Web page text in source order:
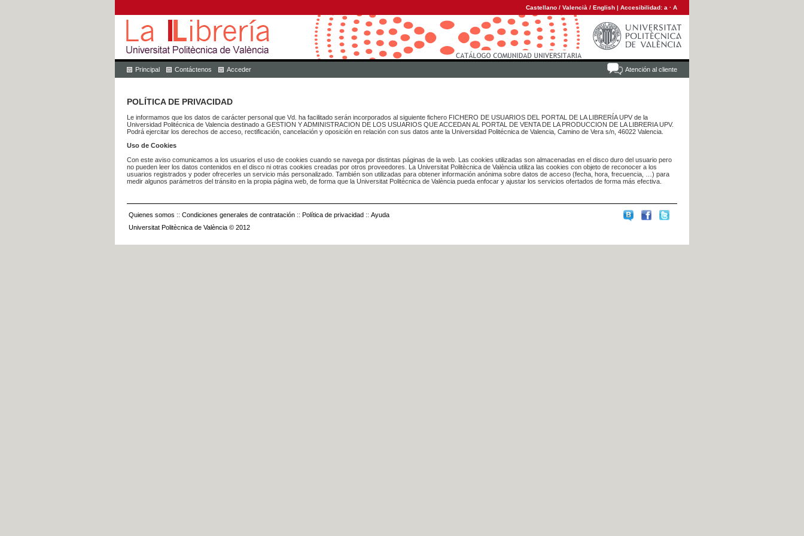
Castellano / Valencià / English | Accesibilidad: a · A
Atención al cliente
Principal Contáctenos Acceder
POLÍTICA DE PRIVACIDAD
Le informamos que los datos de carácter personal que Vd. ha facilitado serán incorporados al siguiente fichero FICHERO DE USUARIOS DEL PORTAL DE LA LIBRERÍA UPV de la
Universidad Politécnica de Valencia destinado a GESTION Y ADMINISTRACION DE LOS USUARIOS QUE ACCEDAN AL PORTAL DE VENTA DE LA PRODUCCION DE LA LIBRERIA UPV.
Podrá ejercitar los derechos de acceso, rectificación, cancelación y oposición en relación con sus datos ante la Universidad Politécnica de Valencia, Camino de Vera s/n, 46022 Valencia.
Uso de Cookies
Con este aviso comunicamos a los usuarios el uso de cookies cuando se navega por distintas páginas de la web. Las cookies utilizadas son almacenadas en el disco duro del usuario pero
no pueden leer los datos contenidos en el disco ni otras cookies creadas por otros proveedores. La Universitat Politècnica de València utiliza las cookies con objeto de reconocer a los
usuarios registrados y poder ofrecerles un servicio más personalizado. También son utilizadas para obtener información anónima sobre datos de acceso (fecha, hora, frecuencia, …) para
medir algunos parámetros del tránsito en la propia página web, de forma que la Universitat Politècnica de València pueda enfocar y ajustar los servicios ofertados de forma más efectiva.
Quienes somos :: Condiciones generales de contratación :: Política de privacidad :: Ayuda
Universitat Politècnica de València © 2012